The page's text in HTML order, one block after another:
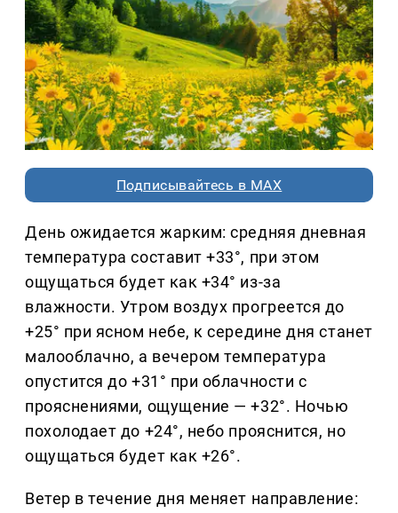
Подписывайтесь в MAX
День ожидается жарким: средняя дневная
температура составит +33°, при этом
ощущаться будет как +34° из-за
влажности. Утром воздух прогреется до
+25° при ясном небе, к середине дня станет
малооблачно, а вечером температура
опустится до +31° при облачности с
прояснениями, ощущение — +32°. Ночью
похолодает до +24°, небо прояснится, но
ощущаться будет как +26°.
Ветер в течение дня меняет направление: